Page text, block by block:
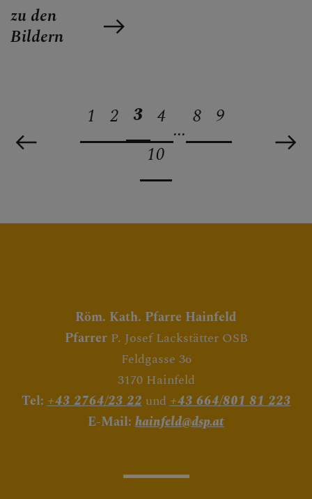
zu den
Bildern
1 2 3 4
...
8 9
10
Röm. Kath. Pfarre Hainfeld
Pfarrer P. Josef Lackstätter OSB
Feldgasse 36
3170 Hainfeld
Tel: +43 2764/23 22und+43 664/801 81 223
E-Mail: hainfeld@dsp.at